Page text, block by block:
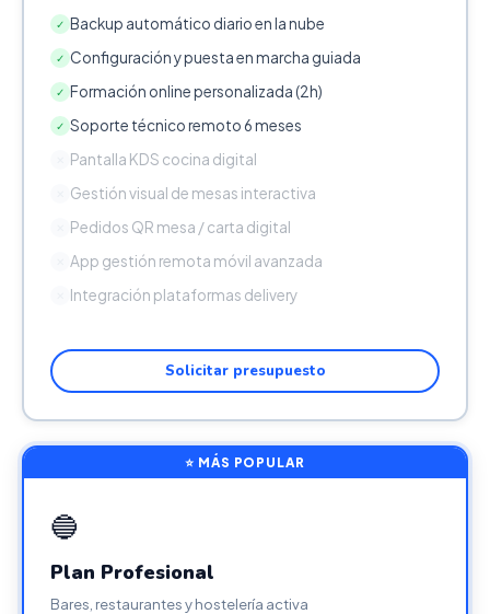
✓ Backup automático diario en la nube
✓ Configuración y puesta en marcha guiada
✓ Formación online personalizada (2h)
✓ Soporte técnico remoto 6 meses
Pantalla KDS cocina digital
Gestión visual de mesas interactiva
Pedidos QR mesa / carta digital
App gestión remota móvil avanzada
Integración plataformas delivery
Solicitar presupuesto
⭐ MÁS POPULAR
🔵
Plan Profesional
Bares, restaurantes y hostelería activa